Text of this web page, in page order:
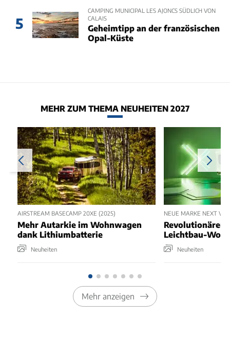
5
CAMPING MUNICIPAL LES AJONCS SÜDLICH VON
CALAIS
Geheimtipp an der französischen
Opal-Küste
MEHR ZUM THEMA NEUHEITEN 2027
AIRSTREAM BASECAMP 20XE (2025)
Mehr Autarkie im Wohnwagen
dank Lithiumbatterie
Neuheiten
NEUE MARKE NEXT
Revolutionärer
Leichtbau-
Neuheiten
Mehr anzeigen